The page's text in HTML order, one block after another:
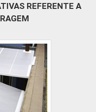
tais como:
chu....
REFERENTE A